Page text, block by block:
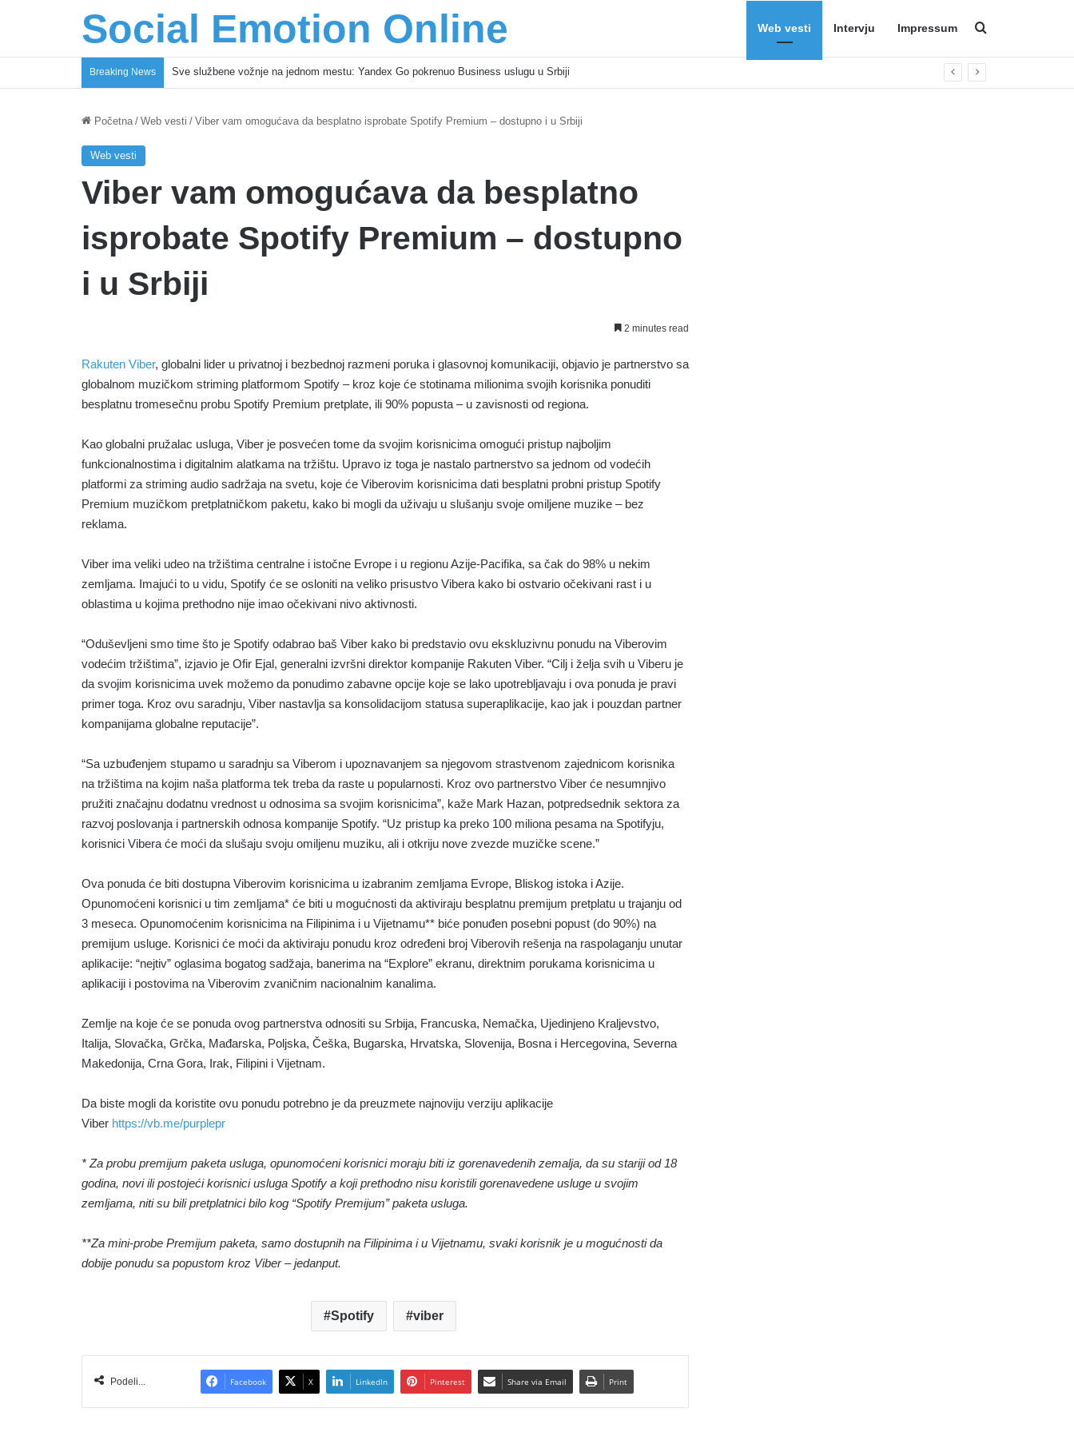
Social Emotion Online Web vesti Intervju Impressum
Breaking News Sve službene vožnje na jednom mestu: Yandex Go pokrenuo Business uslugu u Srbiji
Početna / Web vesti / Viber vam omogućava da besplatno isprobate Spotify Premium – dostupno i u Srbiji
Web vesti
Viber vam omogućava da besplatno
isprobate Spotify Premium – dostupno
i u Srbiji
2 minutes read
Rakuten Viber, globalni lider u privatnoj i bezbednoj razmeni poruka i glasovnoj komunikaciji, objavio je partnerstvo sa
globalnom muzičkom striming platformom Spotify – kroz koje će stotinama milionima svojih korisnika ponuditi
besplatnu tromesečnu probu Spotify Premium pretplate, ili 90% popusta – u zavisnosti od regiona.
Kao globalni pružalac usluga, Viber je posvećen tome da svojim korisnicima omogući pristup najboljim
funkcionalnostima i digitalnim alatkama na tržištu. Upravo iz toga je nastalo partnerstvo sa jednom od vodećih
platformi za striming audio sadržaja na svetu, koje će Viberovim korisnicima dati besplatni probni pristup Spotify
Premium muzičkom pretplatničkom paketu, kako bi mogli da uživaju u slušanju svoje omiljene muzike – bez
reklama.
Viber ima veliki udeo na tržištima centralne i istočne Evrope i u regionu Azije-Pacifika, sa čak do 98% u nekim
zemljama. Imajući to u vidu, Spotify će se osloniti na veliko prisustvo Vibera kako bi ostvario očekivani rast i u
oblastima u kojima prethodno nije imao očekivani nivo aktivnosti.
“Oduševljeni smo time što je Spotify odabrao baš Viber kako bi predstavio ovu ekskluzivnu ponudu na Viberovim
vodećim tržištima”, izjavio je Ofir Ejal, generalni izvršni direktor kompanije Rakuten Viber. “Cilj i želja svih u Viberu je
da svojim korisnicima uvek možemo da ponudimo zabavne opcije koje se lako upotrebljavaju i ova ponuda je pravi
primer toga. Kroz ovu saradnju, Viber nastavlja sa konsolidacijom statusa superaplikacije, kao jak i pouzdan partner
kompanijama globalne reputacije”.
“Sa uzbuđenjem stupamo u saradnju sa Viberom i upoznavanjem sa njegovom strastvenom zajednicom korisnika
na tržištima na kojim naša platforma tek treba da raste u popularnosti. Kroz ovo partnerstvo Viber će nesumnjivo
pružiti značajnu dodatnu vrednost u odnosima sa svojim korisnicima”, kaže Mark Hazan, potpredsednik sektora za
razvoj poslovanja i partnerskih odnosa kompanije Spotify. “Uz pristup ka preko 100 miliona pesama na Spotifyju,
korisnici Vibera će moći da slušaju svoju omiljenu muziku, ali i otkriju nove zvezde muzičke scene.”
Ova ponuda će biti dostupna Viberovim korisnicima u izabranim zemljama Evrope, Bliskog istoka i Azije.
Opunomoćeni korisnici u tim zemljama* će biti u mogućnosti da aktiviraju besplatnu premijum pretplatu u trajanju od
3 meseca. Opunomoćenim korisnicima na Filipinima i u Vijetnamu** biće ponuđen posebni popust (do 90%) na
premijum usluge. Korisnici će moći da aktiviraju ponudu kroz određeni broj Viberovih rešenja na raspolaganju unutar
aplikacije: “nejtiv” oglasima bogatog sadžaja, banerima na “Explore” ekranu, direktnim porukama korisnicima u
aplikaciji i postovima na Viberovim zvaničnim nacionalnim kanalima.
Zemlje na koje će se ponuda ovog partnerstva odnositi su Srbija, Francuska, Nemačka, Ujedinjeno Kraljevstvo,
Italija, Slovačka, Grčka, Mađarska, Poljska, Češka, Bugarska, Hrvatska, Slovenija, Bosna i Hercegovina, Severna
Makedonija, Crna Gora, Irak, Filipini i Vijetnam.
Da biste mogli da koristite ovu ponudu potrebno je da preuzmete najnoviju verziju aplikacije
Viber https://vb.me/purplepr
* Za probu premijum paketa usluga, opunomoćeni korisnici moraju biti iz gorenavedenih zemalja, da su stariji od 18
godina, novi ili postojeći korisnici usluga Spotify a koji prethodno nisu koristili gorenavedene usluge u svojim
zemljama, niti su bili pretplatnici bilo kog “Spotify Premijum” paketa usluga.
**Za mini-probe Premijum paketa, samo dostupnih na Filipinima i u Vijetnamu, svaki korisnik je u mogućnosti da
dobije ponudu sa popustom kroz Viber – jedanput.
Spotify viber
Podeli... Facebook X LinkedIn Pinterest Share via Email Print